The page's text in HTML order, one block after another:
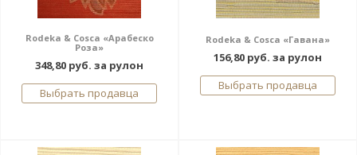
Rodeka & Cosca «Арабеско
Роза»
348,80 руб. за рулон
Выбрать продавца
Rodeka & Cosca «Гавана»
156,80 руб. за рулон
Выбрать продавца